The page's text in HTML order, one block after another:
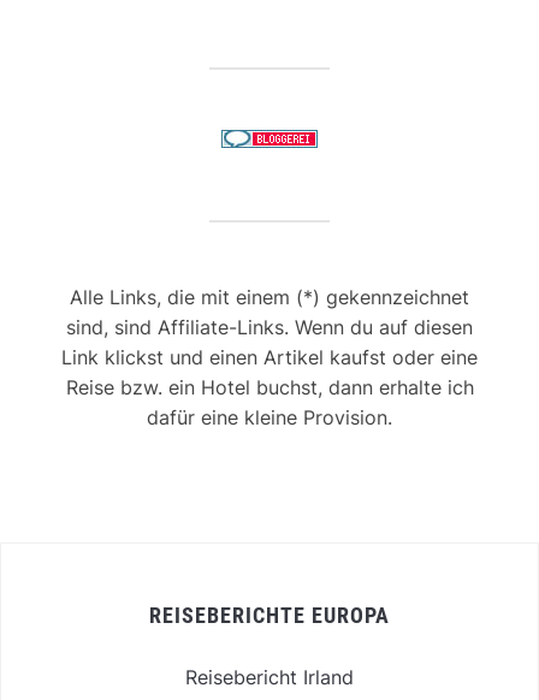
Alle Links, die mit einem (*) gekennzeichnet
sind, sind Affiliate-Links. Wenn du auf diesen
Link klickst und einen Artikel kaufst oder eine
Reise bzw. ein Hotel buchst, dann erhalte ich
dafür eine kleine Provision.
REISEBERICHTE EUROPA
Reisebericht Irland